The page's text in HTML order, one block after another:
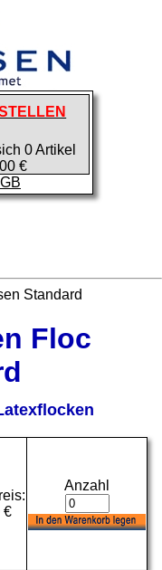
0 Artikel
€
Standard
Floc
€
Anzahl